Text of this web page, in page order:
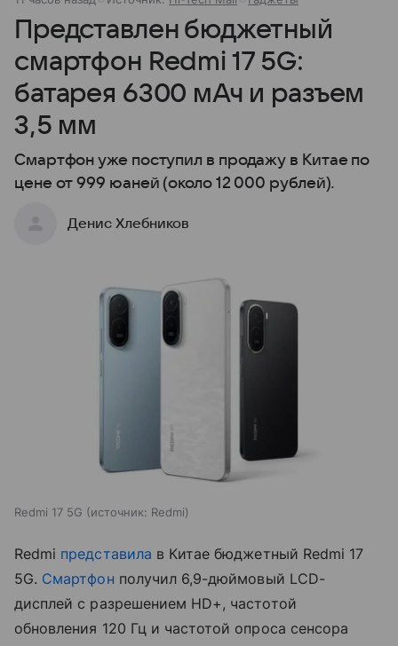
Представлен бюджетный
смартфон Redmi 17 5G:
батарея 6300 мАч и разъем
3,5 мм
Смартфон уже поступил в продажу в Китае по
цене от 999 юаней (около 12 000 рублей).
Денис Хлебников
Redmi 17 5G источник: Redmi
Redmi представила в Китае бюджетный Redmi 17
5G. Смартфон получил 6,9-дюймовый LCD-
дисплей с разрешением HD+, частотой
обновления 120 Гц и частотой опроса сенсора